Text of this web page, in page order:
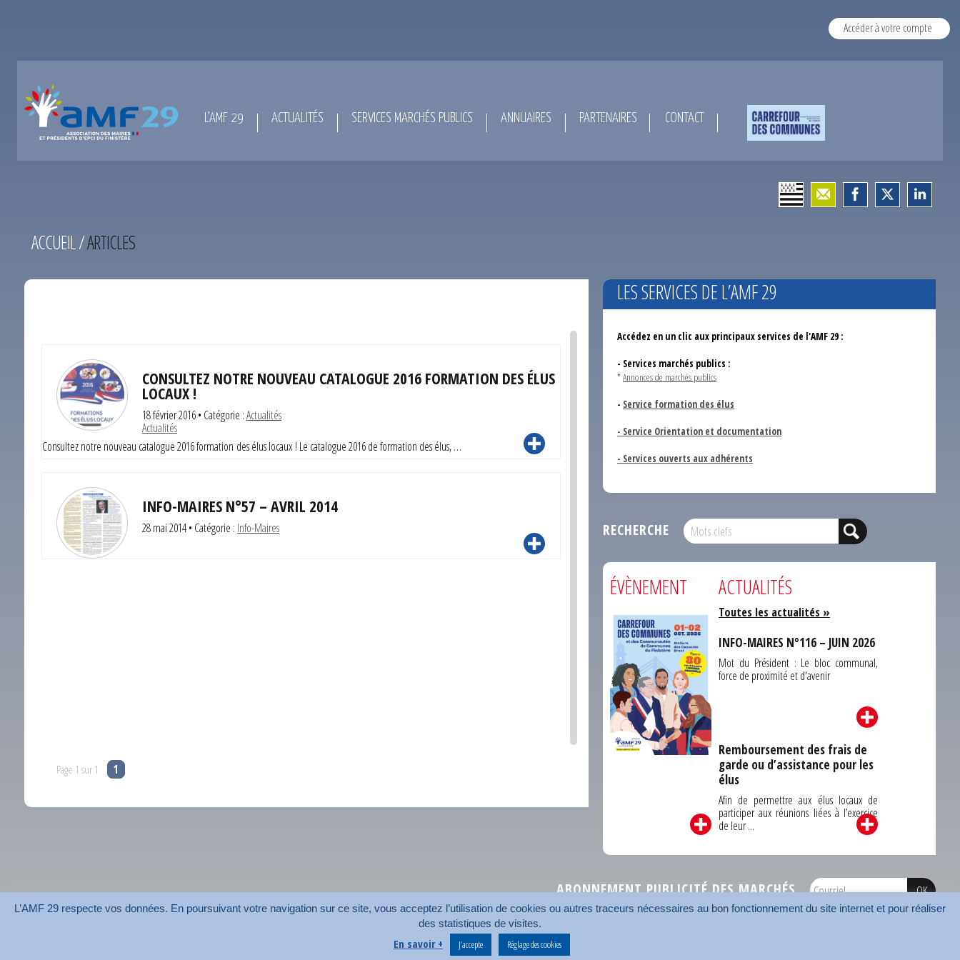
Accéder à votre compte
L’AMF 29 ACTUALITÉS SERVICES MARCHÉS PUBLICS ANNUAIRES PARTENAIRES CONTACT
ACCUEIL/ARTICLES
CONSULTEZ NOTRE NOUVEAU CATALOGUE 2016 FORMATION DES ÉLUS
LOCAUX !
18 février 2016• Catégorie :Actualités
Actualités
Consultez notre nouveau catalogue 2016 formation des élus locaux ! Le catalogue 2016 de formation des élus, …
INFO-MAIRES N°57 – AVRIL 2014
28 mai 2014• Catégorie : Info-Maires
Page 1 sur 1 1
LES SERVICES DE L’AMF 29
Accédez en un clic aux principaux services de l'AMF 29 :
- Services marchés publics :
*Annonces de marchés publics
- Service formation des élus
- Service Orientation et documentation
- Services ouverts aux adhérents
RECHERCHE
ÉVÈNEMENT ACTUALITÉS
Toutes les actualités »
INFO-MAIRES N°116 – JUIN 2026
Mot du Président : Le bloc communal,
force de proximité et d'avenir
Remboursement des frais de
garde ou d’assistance pour les
élus
Afin de permettre aux élus locaux de
participer aux réunions liées à l’exercice
de leur ...
ABONNEMENT PUBLICITÉ DES MARCHÉS
Plan du site
L’AMF 29 respecte vos données. En poursuivant votre navigation sur ce site, vous acceptez l’utilisation de cookies ou autres traceurs nécessaires au bon fonctionnement du site internet et pour réaliser
des statistiques de visites.
En savoir + J’accepte Réglage des cookies